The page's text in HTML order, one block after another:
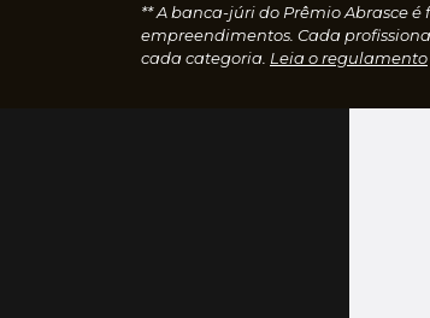
** A banca-júri do Prêmio Abrasce
empreendimentos. Cada
cada categoria. Leia o regulamento